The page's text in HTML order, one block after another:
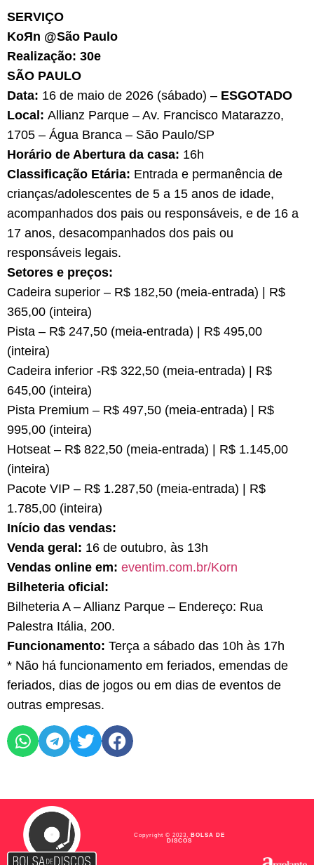
SERVIÇO
KoЯn @São Paulo
Realização: 30e
SÃO PAULO
Data: 16 de maio de 2026 (sábado) – ESGOTADO
Local: Allianz Parque – Av. Francisco Matarazzo,
1705 – Água Branca – São Paulo/SP
Horário de Abertura da casa: 16h
Classificação Etária: Entrada e permanência de
crianças/adolescentes de 5 a 15 anos de idade,
acompanhados dos pais ou responsáveis, e de 16 a
17 anos, desacompanhados dos pais ou
responsáveis legais.
Setores e preços:
Cadeira superior – R$ 182,50 (meia-entrada) | R$
365,00 (inteira)
Pista – R$ 247,50 (meia-entrada) | R$ 495,00
(inteira)
Cadeira inferior -R$ 322,50 (meia-entrada) | R$
645,00 (inteira)
Pista Premium – R$ 497,50 (meia-entrada) | R$
995,00 (inteira)
Hotseat – R$ 822,50 (meia-entrada) | R$ 1.145,00
(inteira)
Pacote VIP – R$ 1.287,50 (meia-entrada) | R$
1.785,00 (inteira)
Início das vendas:
Venda geral: 16 de outubro, às 13h
Vendas online em: eventim.com.br/Korn
Bilheteria oficial:
Bilheteria A – Allianz Parque – Endereço: Rua
Palestra Itália, 200.
Funcionamento: Terça a sábado das 10h às 17h
* Não há funcionamento em feriados, emendas de
feriados, dias de jogos ou em dias de eventos de
outras empresas.
Copyright © 2023, BOLSA DE
DISCOS